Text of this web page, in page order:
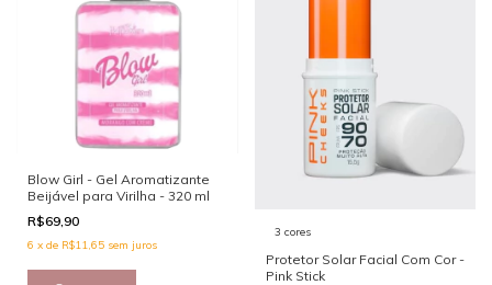
Blow Girl - Gel Aromatizante
Beijável para Virilha - 320 ml
R$69,90
6 x de R$11,65 sem juros
3 cores
Protetor Solar Facial Com Cor -
Pink Stick